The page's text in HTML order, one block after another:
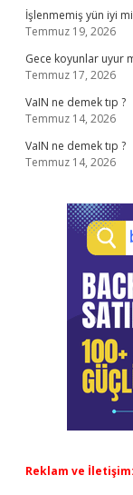
İşlenmemiş yün iyi
Temmuz 19, 2026
Gece koyunlar uyur
Temmuz 17, 2026
VaIN ne demek tıp ?
Temmuz 14, 2026
VaIN ne demek tıp ?
Temmuz 14, 2026
Reklam ve İletişim: